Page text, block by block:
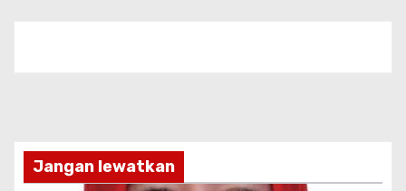
Jangan lewatkan